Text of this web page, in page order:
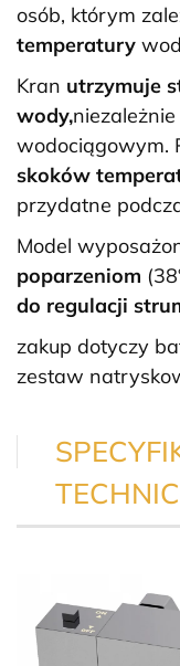
osób, którym
temperatury
Kran utrzymuje
wody,
wodociągowym.
skoków
przydatne
Model
poparzeniom
do regulacji
zakup dotyczy
zestaw